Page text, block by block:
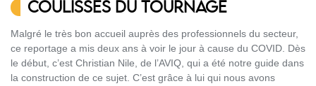
COULISSES DU TOURNAGE
Malgré le très bon accueil auprès des professionnels du secteur,
ce reportage a mis deux ans à voir le jour à cause du COVID. Dès
le début, c’est Christian Nile, de l’AVIQ, qui a été notre guide dans
la construction de ce sujet. C’est grâce à lui qui nous avons